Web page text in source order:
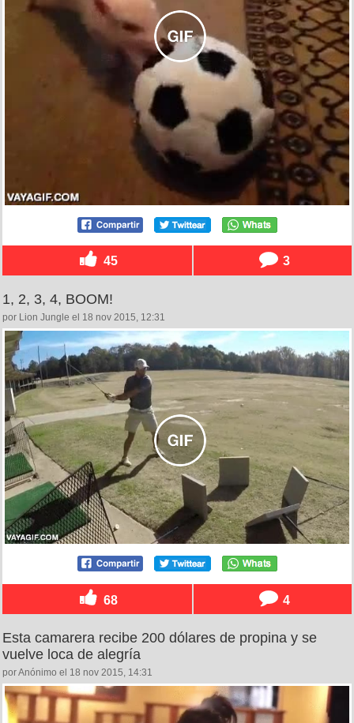
45 3
1, 2, 3, 4, BOOM!
por Lion Jungle el 18 nov 2015, 12:31
68 4
Esta camarera recibe 200 dólares de propina y se
vuelve loca de alegría
por Anónimo el 18 nov 2015, 14:31